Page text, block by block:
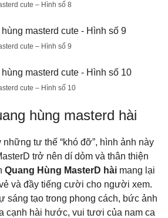
cute – Hình số 8
cute – Hình số 9
cute – Hình số 10
hùng masterd hài
tư thế “khó đỡ”, hình ảnh này
trở nên dí dỏm và thân thiện
Quang Hùng MasterD hài mang lại
và đầy tiếng cười cho người xem.
sáng tạo trong phong cách, bức ảnh
cạnh hài hước, vui tươi của nam ca